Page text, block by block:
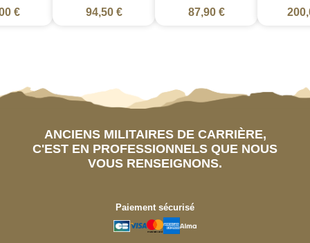
€ 94,50 € 87,90 €
ANCIENS MILITAIRES DE CARRIÈRE,
C'EST EN PROFESSIONNELS QUE NOUS
VOUS RENSEIGNONS.
Paiement sécurisé